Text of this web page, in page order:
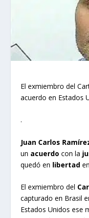
El exmiembro del
acuerdo en Estados
.
Juan Carlos
un acuerdocon la
quedó en libertad
El exmiembro del
capturado en Brasil
Estados Unidos ese